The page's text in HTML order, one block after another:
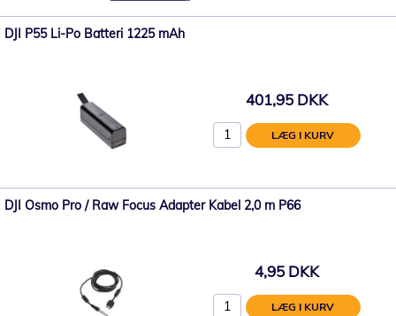
DJI P55 Li-Po Batteri 1225 mAh
401,95 DKK
LÆG I KURV
DJI Osmo Pro / Raw Focus Adapter Kabel 2,0 m P66
4,95 DKK
LÆG I KURV